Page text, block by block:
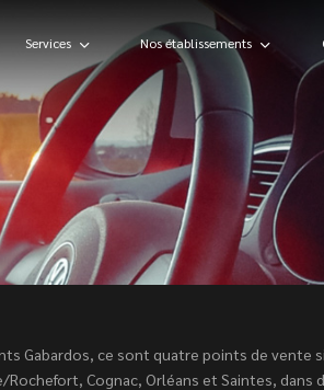
Services Nos établissements
Gabardos, ce sont quatre points de vente
Rochefort, Cognac, Orléans et Saintes, dans